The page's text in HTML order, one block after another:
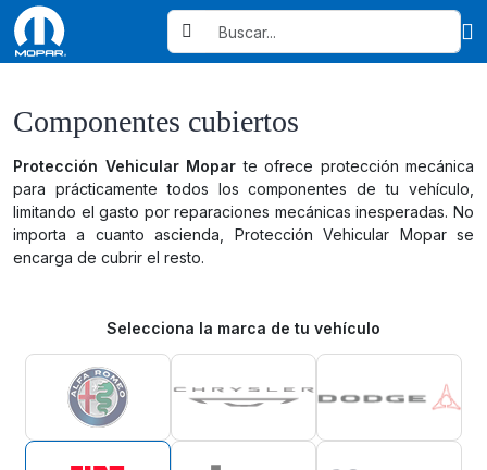
Componentes cubiertos
Protección Vehicular Mopar te ofrece protección mecánica
para prácticamente todos los componentes de tu vehículo,
limitando el gasto por reparaciones mecánicas inesperadas. No
importa a cuanto ascienda, Protección Vehicular Mopar se
encarga de cubrir el resto.
Selecciona la marca de tu vehículo